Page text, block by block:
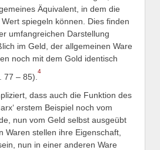
Äquivalent, in dem die
spiegeln können. Dies finden
umfangreichen Darstellung
im Geld, der allgemeinen Ware
noch mit dem Gold identisch
77 – 85).
4
dass auch die Funktion des
erstem Beispiel noch vom
nun vom Geld selbst ausgeübt
Waren stellen ihre Eigenschaft,
nun in einer anderen Ware